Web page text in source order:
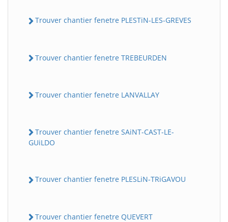
Trouver chantier fenetre PLESTiN-LES-GREVES
Trouver chantier fenetre TREBEURDEN
Trouver chantier fenetre LANVALLAY
Trouver chantier fenetre SAiNT-CAST-LE-
GUiLDO
Trouver chantier fenetre PLESLiN-TRiGAVOU
Trouver chantier fenetre QUEVERT